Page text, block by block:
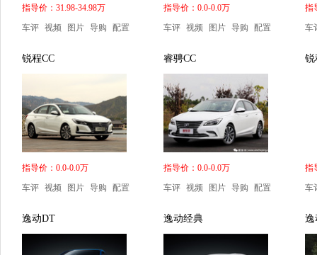
指导价：31.98-34.98万
车评 视频 图片 导购 配置
指导价：0.0-0.0万
车评 视频 图片 导购 配置
指
车
锐程CC
指导价：0.0-0.0万
车评 视频 图片 导购 配置
睿骋CC
指导价：0.0-0.0万
车评 视频 图片 导购 配置
锐
指
车
逸动DT 逸动经典 逸